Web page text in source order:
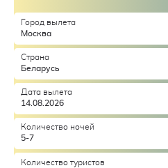
Город вылета
Москва
Страна
Беларусь
Дата вылета
14.08.2026
Количество ночей
5-7
Количество туристов